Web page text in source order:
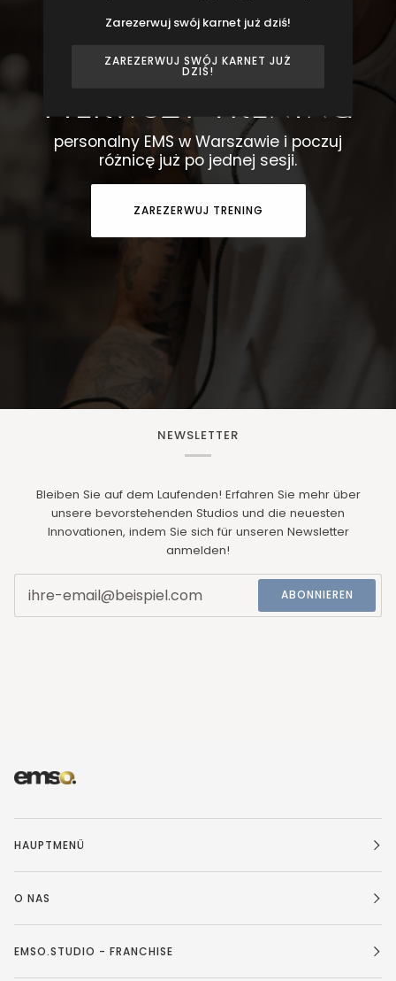
UMÓW SIĘ NA
PIERWSZY TRENING
personalny EMS w Warszawie i poczuj
różnicę już po jednej sesji.
ZAREZERWUJ TRENING
NEWSLETTER
Bleiben Sie auf dem Laufenden! Erfahren Sie mehr über
unsere bevorstehenden Studios und die neuesten
Innovationen, indem Sie sich für unseren Newsletter
anmelden!
ABONNIEREN
HAUPTMENÜ
O NAS
EMSO.STUDIO - FRANCHISE
Zarezerwuj swój karnet już dziś!
ZAREZERWUJ SWÓJ KARNET JUŻ
DZIŚ!